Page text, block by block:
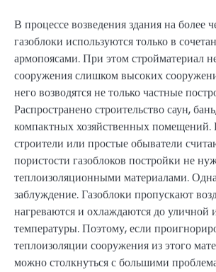
В процессе возведения здания на более
газоблоки используются только в
армопоясами. При этом стройматериал
сооружения слишком высоких
него возводятся не только частные
Распространено строительство саун,
компактных хозяйственных
строители или простые обыватели
пористости газоблоков постройки не
теплоизоляционными материалами.
заблуждение. Газоблоки пропускают
нагреваются и охлаждаются до уличной
температуры. Поэтому, если
теплоизоляции сооружения из этого
можно столкнуться с большими